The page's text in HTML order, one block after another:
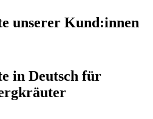
unserer Kund:innen
in Deutsch für